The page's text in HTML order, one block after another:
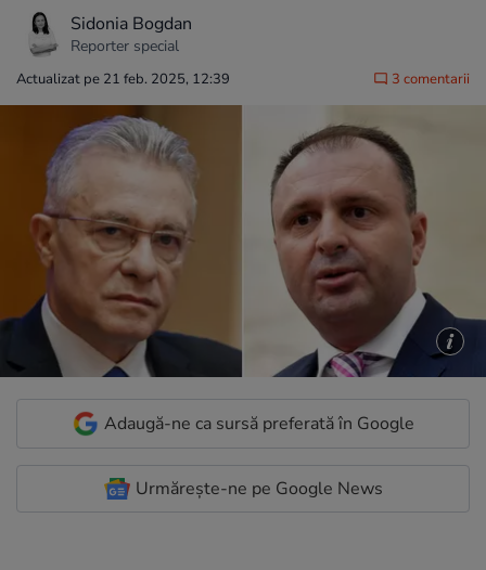
Sidonia Bogdan
Reporter special
Actualizat pe 21 feb. 2025, 12:39 3 comentarii
Adaugă-ne ca sursă preferată în Google
Urmărește-ne pe Google News